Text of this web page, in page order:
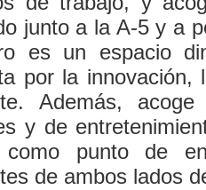
junto a la A-5 y a
es un espacio
por la innovación,
Además, acoge
y de
como punto de
de ambos lados